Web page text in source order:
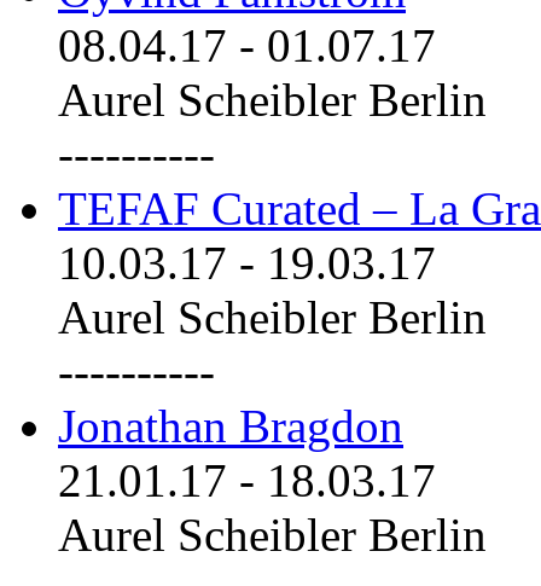
08.04.17 - 01.07.17
Aurel Scheibler Berlin
----------
TEFAF Curated – La
10.03.17 - 19.03.17
Aurel Scheibler Berlin
----------
Jonathan Bragdon
21.01.17 - 18.03.17
Aurel Scheibler Berlin